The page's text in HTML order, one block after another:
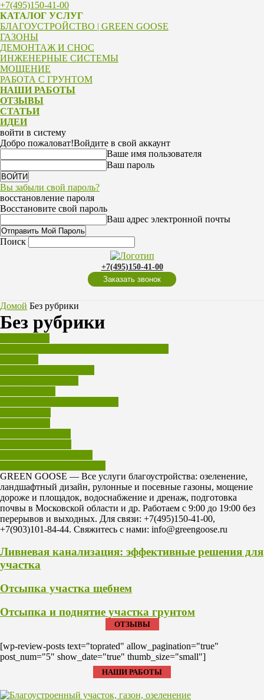
+7(495)150-41-00
КАТАЛОГ УСЛУГ
БЛАГОУСТРОЙСТВО | GREEN GOOSE
ГАЗОНЫ
ДЕМОНТАЖ И СНОС
ИНЖЕНЕРНЫЕ СИСТЕМЫ
МОЩЕНИЕ
РАБОТА С ГРУНТОМ
НАШИ РАБОТЫ
ОТЗЫВЫ
СТАТЬИ
ИДЕИ
войти в систему
Добро пожаловат!Войдите в свой аккаунт
Ваше имя пользователя
Ваш пароль
Вы забыли свой пароль?
восстановление пароля
Восстановите свой пароль
Ваш адрес электронной почты
Поиск
+7(495)150-41-00
Заказать звонок
Домой Без рубрики
Без рубрики
GREEN GOOSE — Все услуги благоустройства: озеленение,
ландшафтный дизайн, рулонные и посевные газоны, мощение
дороже и площадок, водоснабжение и дренаж, подготовка
почвы в Московской области и др. Работаем c 9:00 до 19:00 без
перерывов и выходных. Для связи: +7(495)150-41-00,
+7(903)101-84-44. Свяжитесь с нами: info@greengoose.ru
Ливневая канализация: эффективные решения для
участка
Отсыпка участка щебнем
Отсыпка и поднятие участка грунтом
ОТЗЫВЫ
[wp-review-posts text="toprated" allow_pagination="true"
post_num="5" show_date="true" thumb_size="small"]
НАШИ РАБОТЫ